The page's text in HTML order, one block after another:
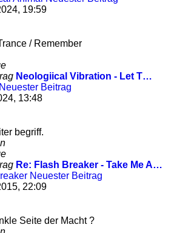
19:59
/ Remember
Neologiical Vibration - Let T…
Neuester Beitrag
13:48
begriff.
Re: Flash Breaker - Take Me A…
Neuester Beitrag
22:09
Seite der Macht ?